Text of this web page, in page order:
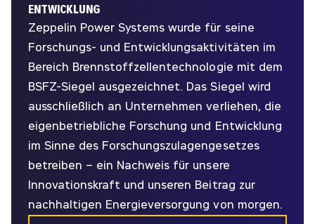
ENTWICKLUNG
Zeppelin Power Systems wurde für seine
Forschungs- und Entwicklungsaktivitäten im
Bereich Brennstoffzellentechnologie mit dem
BSFZ-Siegel ausgezeichnet. Das Siegel wird
ausschließlich an Unternehmen verliehen, die
eigenbetriebliche Forschung und Entwicklung
im Sinne des Forschungszulagengesetzes
betreiben – ein Nachweis für unsere
Innovationskraft und unseren Beitrag zur
nachhaltigen Energieversorgung von morgen.